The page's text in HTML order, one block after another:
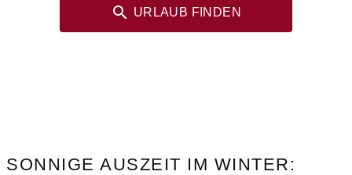
URLAUB FINDEN
SONNIGE AUSZEIT IM WINTER: